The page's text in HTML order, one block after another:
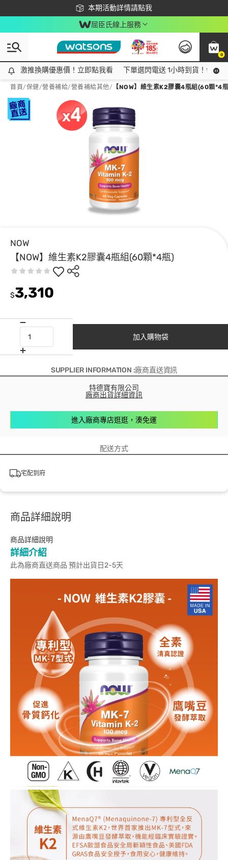
本期活動詳情請點我
下載app最高回饋$350
屈臣氏線上服務
0
激推換購優惠價！立即點我看
激推換購優惠價！立即點我看 下單選閃電送 1小時到貨！領神
首頁/保健/營養補給/營養補給其他/ 【NOW】維生素K2膠囊4瓶組(60顆*4
NOW
【NOW】維生素K2膠囊4瓶組(60顆*4瓶)
$3,310
加入購物袋
SUPPLIER INFORMATION :廠商直送資訊
特德寶有限公司
廠商出貨詳細資訊
進入廠商專店逛逛，湊免運
配送方式
宅配到府
商品詳細說明
商品詳細說明
詳細介紹
此為廠商直送商品 預計出貨日2-5天